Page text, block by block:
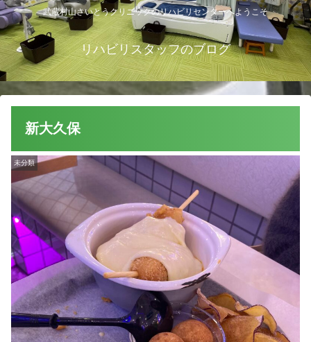
武蔵村山さいとうクリニックのリハビリセンターへようこそ
リハビリスタッフのブログ
新大久保
未分類